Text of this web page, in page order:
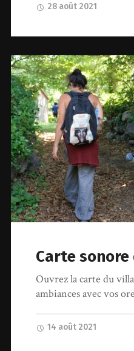
28 août 2021
Carte sonore
Ouvrez la carte du
ambiances avec vos
14 août 2021